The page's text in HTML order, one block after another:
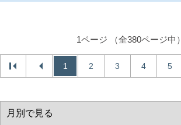
1ページ （全380ページ中）
1 2 3 4 5